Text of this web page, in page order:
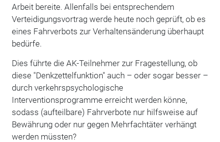
Arbeit bereite. Allenfalls bei entsprechendem
Verteidigungsvortrag werde heute noch geprüft, ob es
eines Fahrverbots zur Verhaltensänderung überhaupt
bedürfe.
Dies führte die AK-Teilnehmer zur Fragestellung, ob
diese "Denkzettelfunktion" auch – oder sogar besser –
durch verkehrspsychologische
Interventionsprogramme erreicht werden könne,
sodass (aufteilbare) Fahrverbote nur hilfsweise auf
Bewährung oder nur gegen Mehrfachtäter verhängt
werden müssten?